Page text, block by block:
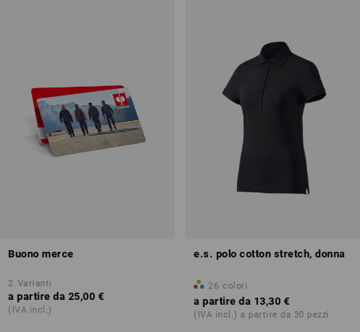
Buono merce
2 Varianti
a partire da 25,00 €
(IVA incl.)
e.s. polo cotton stretch, donna
26 colori
a partire da 13,30 €
(IVA incl.) a partire da 30 pezzi